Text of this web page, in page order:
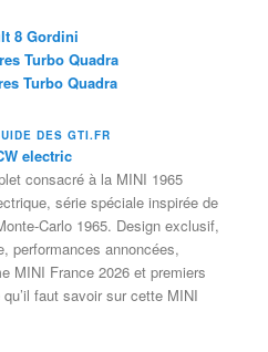
8 Gordini
Turbo Quadra
Turbo Quadra
DES GTI.FR
electric
consacré à la MINI 1965
série spéciale inspirée de
Carlo 1965. Design exclusif,
performances annoncées,
MINI France 2026 et premiers
faut savoir sur cette MINI